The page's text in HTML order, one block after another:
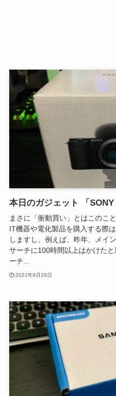
本日のガジェット 「SONY
まさに「衝動買い」とはこのこ
IT機器や電化製品を購入する際
しますし、例えば、昨年、メイ
サーチに100時間以上はかけた
ーチ...
2021年9月26日